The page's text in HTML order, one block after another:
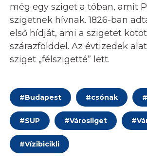
még egy sziget a tóban, amit
szigetnek hívnak. 1826-ban
első hídját, ami a szigetet
szárazfölddel. Az évtizedek
sziget „félszigetté” lett.
#Budapest #csónak #
#SUP #Városliget #
#Vízibicikli